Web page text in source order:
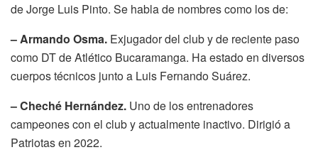
de Jorge Luis Pinto. Se habla de nombres como los de:
– Armando Osma. Exjugador del club y de reciente paso
como DT de Atlético Bucaramanga. Ha estado en diversos
cuerpos técnicos junto a Luis Fernando Suárez.
– Cheché Hernández. Uno de los entrenadores
campeones con el club y actualmente inactivo. Dirigió a
Patriotas en 2022.